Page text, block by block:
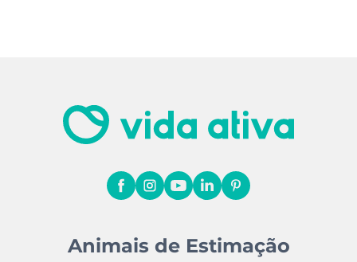
Animais de Estimação